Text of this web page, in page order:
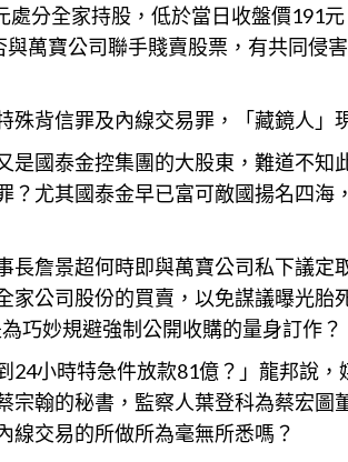
處分全家持股，低於當日收盤價191
萬寶公司聯手賤賣股票，有共同侵
殊背信罪及內線交易罪，「藏鏡人」
是國泰金控集團的大股東，難道不知
？尤其國泰金早已富可敵國揚名四海
長詹景超何時即與萬寶公司私下議定
家公司股份的買賣，以免謀議曝光胎
巧妙規避強制公開收購的量身訂作？
24小時特急件放款81億？」龍邦說
宗翰的秘書，監察人葉登科為蔡宏圖
線交易的所做所為毫無所悉嗎？